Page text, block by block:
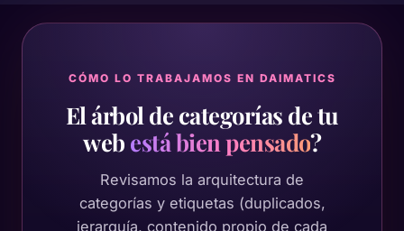
CÓMO LO TRABAJAMOS EN DAIMATICS
El árbol de categorías de tu
web está bien pensado?
Revisamos la arquitectura de
categorías y etiquetas (duplicados,
jerarquía, contenido propio de cada